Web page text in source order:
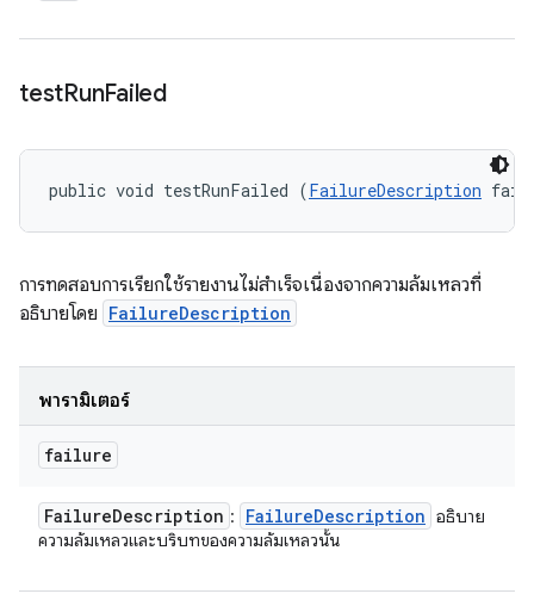
testRunFailed
public void testRunFailed (FailureDescription
การทดสอบการเรียกใช้รายงานไม่สำเร็จเนื่องจากความล้มเหลวที่
อธิบายโดย FailureDescription
พารามิเตอร์
failure
FailureDescription : FailureDescription อธิบาย
ความล้มเหลวและบริบทของความล้มเหลวนั้น